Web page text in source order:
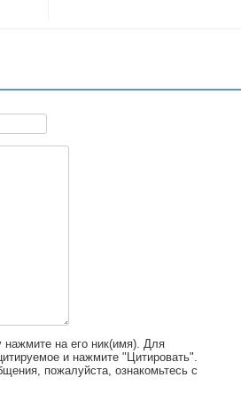
нажмите на его ник(имя). Для
и нажмите "Цитировать".
пожалуйста, ознакомьтесь с